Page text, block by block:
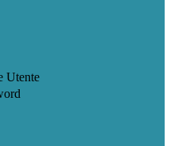
Utente